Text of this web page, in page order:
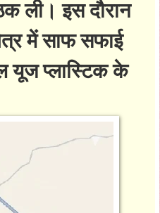
ली। इस दौरान
में साफ सफाई
यूज प्लास्टिक के